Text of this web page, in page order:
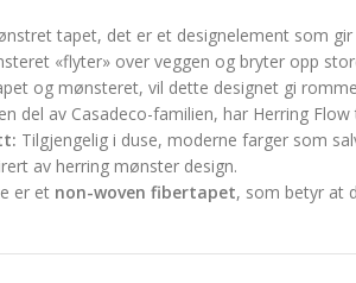
tapet, det er et designelement som
«flyter» over veggen og bryter opp
og mønsteret, vil dette designet gi
del av Casadeco-familien, har Herring
Tilgjengelig i duse, moderne farger som
av herring mønster design.
er et non-woven fibertapet, som betyr at